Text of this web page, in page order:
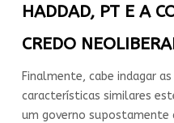
HADDAD, PT E A
CREDO
Finalmente, cabe indagar
características similares
um governo supostamente